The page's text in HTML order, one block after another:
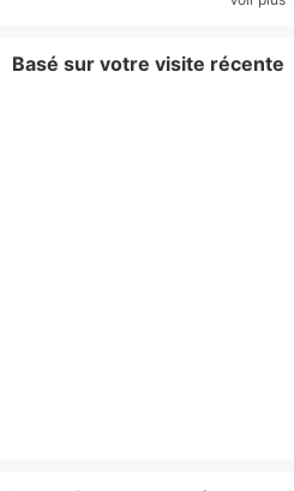
Basé sur votre visite récente